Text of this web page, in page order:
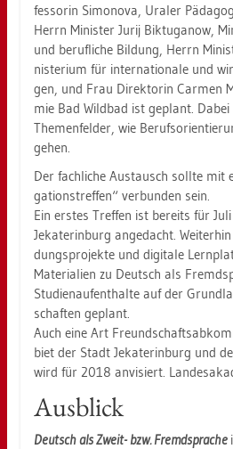
fes­so­rin Si­mo­no­va, Ura­ler
Herrn Mi­nis­ter Jurij Bik­tu­ga­now,
und be­ruf­li­che Bil­dung, Herrn
nis­te­ri­um für in­ter­na­tio­na­le und
gen, und Frau Di­rek­to­rin Car­men
mie Bad Wild­bad ist ge­plant.
The­men­fel­der, wie
gehen.
Der fach­li­che Aus­tausch soll­te mit
ga­ti­ons­tref­fen“ ver­bun­den sein.
Ein ers­tes Tref­fen ist be­reits für
Je­ka­te­r­in­burg an­ge­dacht.
dungs­pro­jek­te und di­gi­ta­le
Ma­te­ria­li­en zu Deutsch als
Stu­di­en­auf­ent­hal­te auf der
schaf­ten ge­plant.
Auch eine Art
biet der Stadt Je­ka­te­r­in­burg und
wird für 2018 an­vi­siert.
Aus­blick
Deutsch als Zweit- bzw. Fremd­spra­che